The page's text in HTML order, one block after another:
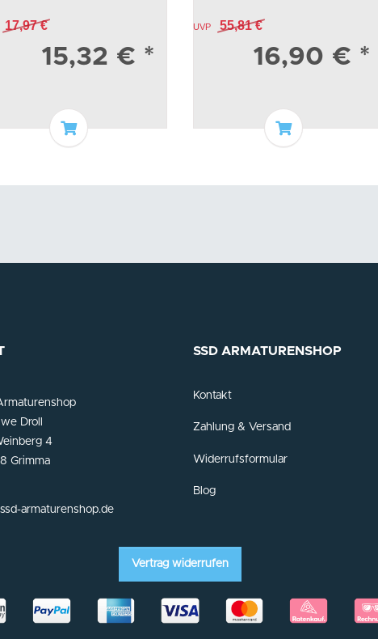
17,97 €
15,32 € *
In den Warenkorb
UVP 55,81 €
16,90 € *
In den
Droll
4
Grimma
armaturenshop.de
SSD ARMATURENSHOP
Kontakt
Zahlung & Versand
Widerrufsformular
Blog
Vertrag widerrufen